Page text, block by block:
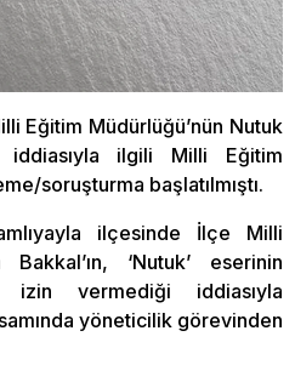
Eğitim Müdürlüğü’nün Nutuk
iddiasıyla ilgili Milli Eğitim
soruşturma başlatılmıştı.
ilçesinde İlçe Milli
‘Nutuk’ eserinin
izin vermediği iddiasıyla
yöneticilik görevinden